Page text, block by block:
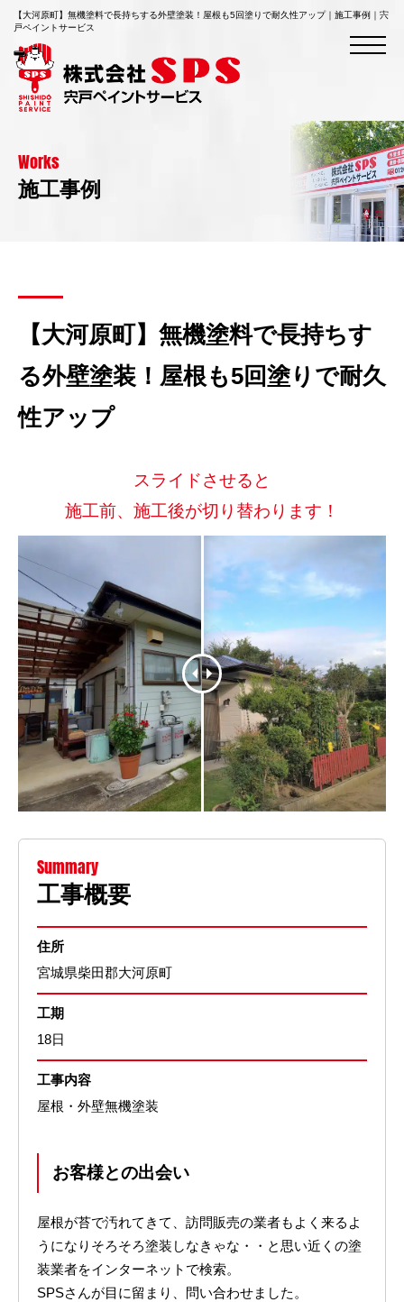
【大河原町】無機塗料で長持ちする外壁塗装！屋根も5回塗りで耐久性アップ｜施工事例｜宍
戸ペイントサービス
Works
施工事例
【大河原町】無機塗料で長持ちす
る外壁塗装！屋根も5回塗りで耐久
性アップ
スライドさせると
施工前、施工後が切り替わります！
Summary
工事概要
住所
宮城県柴田郡大河原町
工期
18日
工事内容
屋根・外壁無機塗装
お客様との出会い
屋根が苔で汚れてきて、訪問販売の業者もよく来るよ
うになりそろそろ塗装しなきゃな・・と思い近くの塗
装業者をインターネットで検索。
SPSさんが目に留まり、問い合わせました。